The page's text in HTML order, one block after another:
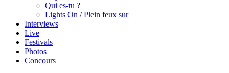
Qui es-tu ?
Lights On / Plein feux sur
Interviews
Live
Festivals
Photos
Concours